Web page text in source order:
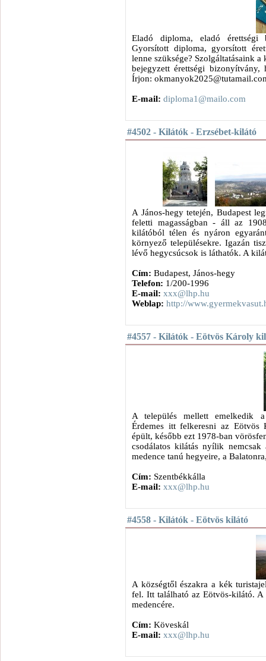
Eladó diploma, eladó érettségi
Gyorsított diploma, gyorsított
lenne szüksége? Szolgáltatásaink
bejegyzett érettségi
Írjon:
E-mail: diploma1@mailo.com
#4502 - Kilátók - Erzsébet-kilátó
A János-hegy tetején, Budapest
feletti magasságban - áll az
kilátóból télen és nyáron
környező településekre. Igazán
lévő hegycsúcsok is láthatók. A
Cím: Budapest, János-hegy
Telefon: 1/200-1996
E-mail: xxx@lhp.hu
Weblap: http://
#4557 - Kilátók - Eötvös Károly
A település mellett emelkedik
Érdemes itt felkeresni az
épült, később ezt 1978-ban
csodálatos kilátás nyílik
medence tanú hegyeire, a
Cím: Szentbékkálla
E-mail: xxx@lhp.hu
#4558 - Kilátók - Eötvös kilátó
A községtől északra a kék
fel. Itt található az Eötvös-kilátó.
medencére.
Cím: Köveskál
E-mail: xxx@lhp.hu